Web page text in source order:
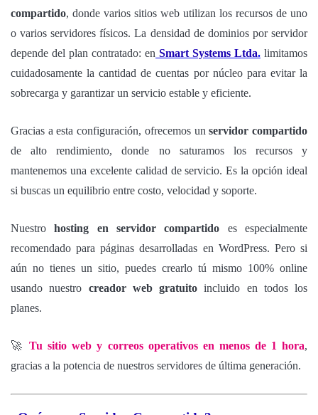
compartido, donde varios sitios web utilizan los recursos de uno
o varios servidores físicos. La densidad de dominios por servidor
depende del plan contratado: en Smart Systems Ltda. limitamos
cuidadosamente la cantidad de cuentas por núcleo para evitar la
sobrecarga y garantizar un servicio estable y eficiente.
Gracias a esta configuración, ofrecemos unservidor compartido
de alto rendimiento, donde no saturamos los recursos y
mantenemos una excelente calidad de servicio. Es la opción ideal
si buscas un equilibrio entre costo, velocidad y soporte.
Nuestrohosting en servidor compartido es especialmente
recomendado para páginas desarrolladas en WordPress. Pero si
aún no tienes un sitio, puedes crearlo tú mismo 100% online
usando nuestro creador web gratuito incluido en todos los
planes.
🚀 Tu sitio web y correos operativos en menos de 1 hora,
gracias a la potencia de nuestros servidores de última generación.